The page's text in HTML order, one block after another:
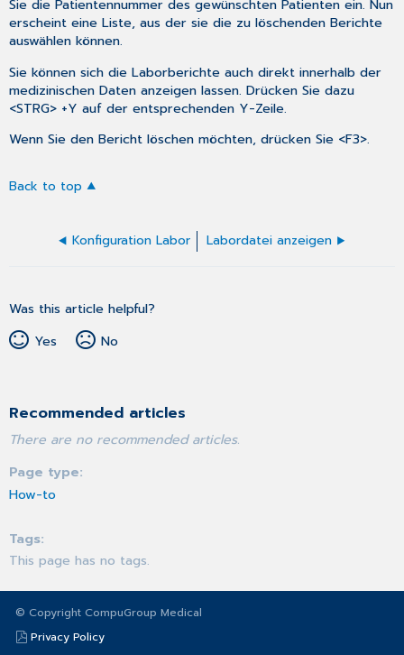
Sie die Patientennummer des gewünschten Patienten ein. Nun
erscheint eine Liste, aus der sie die zu löschenden Berichte
auswählen können.
Sie können sich die Laborberichte auch direkt innerhalb der
medizinischen Daten anzeigen lassen. Drücken Sie dazu
<STRG> +Y auf der entsprechenden Y-Zeile.
Wenn Sie den Bericht löschen möchten, drücken Sie <F3>.
Back to top
Konfiguration Labor Labordatei anzeigen
Was this article helpful?
Yes
No
Recommended articles
There are no recommended articles.
Page type
How-to
Tags
This page has no tags.
© Copyright CompuGroup Medical
Privacy Policy